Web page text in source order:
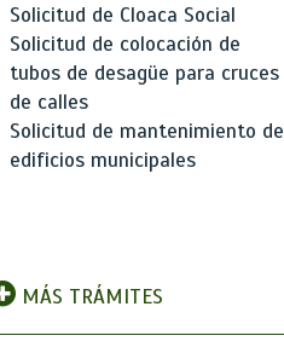
Solicitud de Cloaca Social
Solicitud de colocación de
tubos de desagüe para cruces
de calles
Solicitud de mantenimiento de
edificios municipales
MÁS TRÁMITES